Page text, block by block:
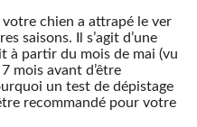
votre chien a attrapé le ver
saisons. Il s’agit d’une
à partir du mois de mai (vu
mois avant d’être
un test de dépistage
recommandé pour votre